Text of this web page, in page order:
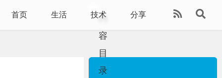
首页 生活 技术 分享
内
容
目
录